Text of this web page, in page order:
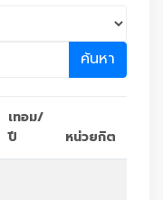
ค้นหา
เทอม/
ปี
หน่วยกิต